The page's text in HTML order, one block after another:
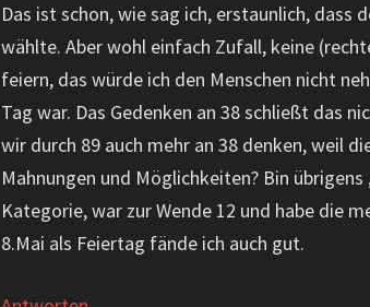
Das ist schon, wie sag ich, erstaunlich, dass
wählte. Aber wohl einfach Zufall, keine
feiern, das würde ich den Menschen nicht
Tag war. Das Gedenken an 38 schließt das
wir durch 89 auch mehr an 38 denken, weil
Mahnungen und Möglichkeiten? Bin
Kategorie, war zur Wende 12 und habe die
8.Mai als Feiertag fände ich auch gut.